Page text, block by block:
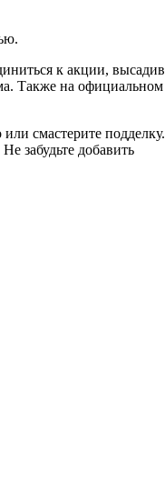
к акции, высадив
Также на официальном
смастерите подделку.
забудьте добавить